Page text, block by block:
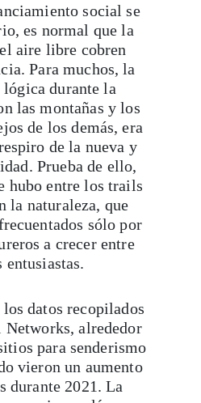
social se
es normal que la
aire libre cobren
Para muchos, la
lógica durante la
las montañas y los
de los demás, era
de la nueva y
Prueba de ello,
hubo entre los trails
la naturaleza, que
sólo por
a crecer entre
entusiastas.
datos recopilados
alrededor
para senderismo
vieron un aumento
durante 2021. La